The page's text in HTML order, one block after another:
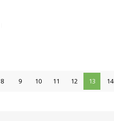
8 9 10 11 12 13 14